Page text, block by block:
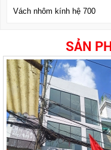
Vách nhôm kính hệ 700
SẢN